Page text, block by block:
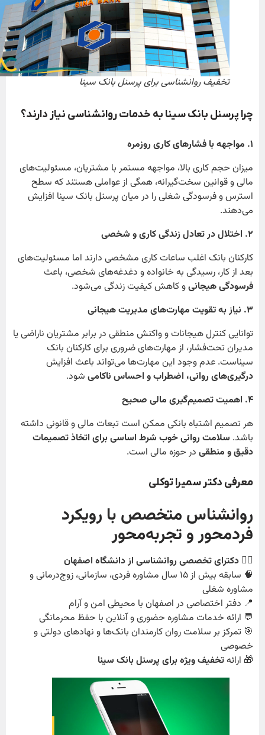
تخفیف روانشناسی برای پرسنل بانک سینا
چرا پرسنل بانک سینا به خدمات روانشناسی نیاز دارند؟
. مواجهه با فشارهای کاری روزمره
میزان حجم کاری بالا، مواجهه مستمر با مشتریان، مسئولیت‌های
مالی و قوانین سخت‌گیرانه، همگی از عواملی هستند که سطح
استرس و فرسودگی شغلی را در میان پرسنل بانک سینا افزایش
می‌دهند.
. اختلال در تعادل زندگی کاری و شخصی
کارکنان بانک اغلب ساعات کاری مشخصی دارند اما مسئولیت‌های
بعد از کار، رسیدگی به خانواده و دغدغه‌های شخصی، باعث
فرسودگی هیجانیو کاهش کیفیت زندگی می‌شود.
. نیاز به تقویت مهارت‌های مدیریت هیجانی
توانایی کنترل هیجانات و واکنش منطقی در برابر مشتریان ناراضی یا
مدیران تحت‌فشار، از مهارت‌های ضروری برای کارکنان بانک
سیناست. عدم وجود این مهارت‌ها می‌تواند باعث افزایش
درگیری‌های روانی، اضطراب و احساس ناکامیشود.
. اهمیت تصمیم‌گیری مالی صحیح
هر تصمیم اشتباه بانکی ممکن است تبعات مالی و قانونی داشته
باشد.سلامت روانی خوب شرط اساسی برای اتخاذ تصمیمات
دقیق و منطقیدر حوزه مالی است.
معرفی دکتر سمیرا توکلی
روانشناس متخصص با رویکرد
فردمحور و تجربه‌محور
👩‍⚕️دکترای تخصصی روانشناسی از دانشگاه اصفهان
🧠 سابقه بیش از ۱۵ سال مشاوره فردی، سازمانی، زوج‌درمانی و
مشاوره شغلی
📍 دفتر اختصاصی در اصفهان با محیطی امن و آرام
💬 ارائه خدمات مشاوره حضوری و آنلاین با حفظ محرمانگی
🎯 تمرکز بر سلامت روان کارمندان بانک‌ها و نهادهای دولتی و
خصوصی
🎁 ارائهتخفیف ویژه برای پرسنل بانک سینا